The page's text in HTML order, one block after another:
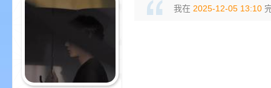
我在 2025-12-05 13:10